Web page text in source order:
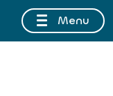
2026 INCLUSMenu